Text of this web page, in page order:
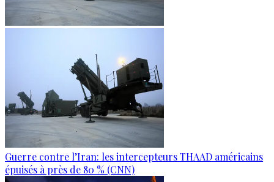
Guerre contre l’Iran: les intercepteurs THAAD américains
épuisés à près de 80 % (CNN)